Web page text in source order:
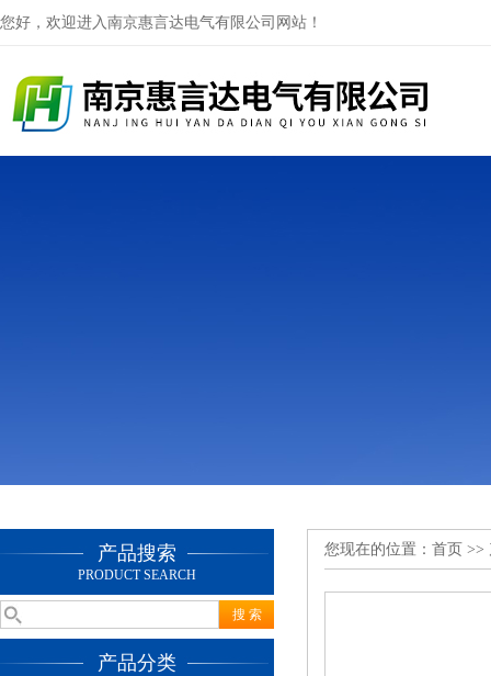
您好，欢迎进入南京惠言达电气有限公司网站！
产品搜索
PRODUCT SEARCH
产品分类
您现在的位置： 首页 >>